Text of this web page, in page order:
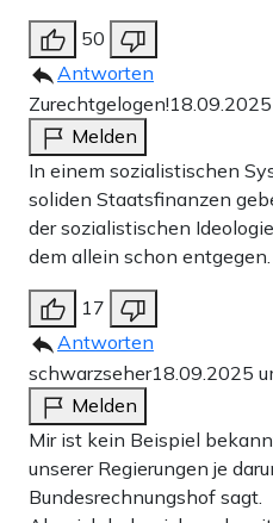
50
Antworten
Zurechtgelogen!
Melden
In einem sozialistischen
soliden Staatsfinanzen
der sozialistischen
dem allein schon entgegen.
17
Antworten
schwarzseher18.09.2025
Melden
Mir ist kein Beispiel
unserer Regierungen je
Bundesrechnungshof sagt.